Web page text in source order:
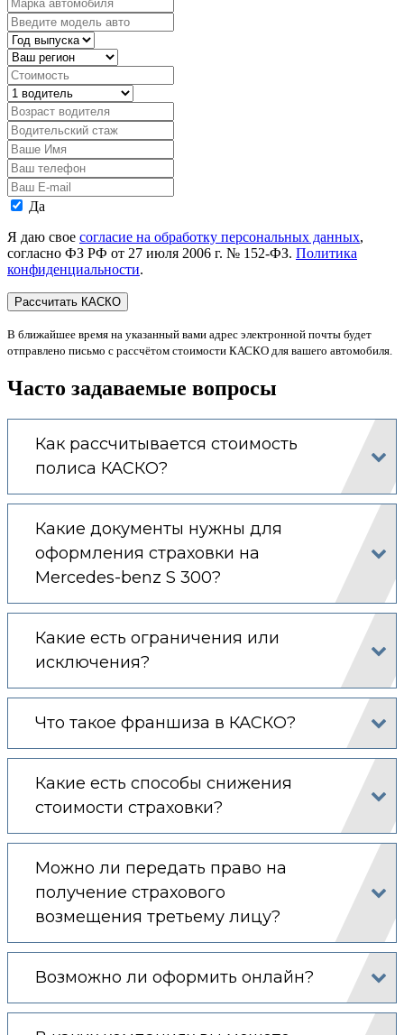
автомобиля
Введите
модель
авто
Год
выпуска
Регион
Стоимость,
руб.
Водитель
Возраст
водителя
Водительский
стаж
Ваше
Имя
Ваш
телефон
Ваш
E-
mail
Персональные
Да
Я даю свое согласие на обработку персональных данных,
согласно ФЗ РФ от 27 июля 2006 г. № 152-ФЗ. Политика
конфиденциальности.
В ближайшее время на указанный вами адрес электронной почты будет
отправлено письмо с рассчётом стоимости КАСКО для вашего автомобиля.
Часто задаваемые вопросы
Как рассчитывается стоимость
полиса КАСКО?
Какие документы нужны для
оформления страховки на
Mercedes-benz S 300?
Какие есть ограничения или
исключения?
Что такое франшиза в КАСКО?
Какие есть способы снижения
стоимости страховки?
Можно ли передать право на
получение страхового
возмещения третьему лицу?
Возможно ли оформить онлайн?